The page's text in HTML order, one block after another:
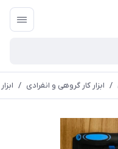
/ ابزار کار گروهی و انفرادی /